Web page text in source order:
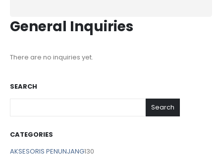
General Inquiries
There are no inquiries yet.
SEARCH
Search
CATEGORIES
AKSESORIS PENUNJANG130